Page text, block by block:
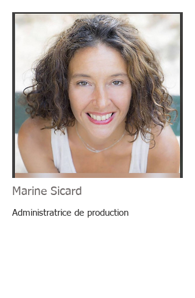
Marine Sicard
Administratrice de production